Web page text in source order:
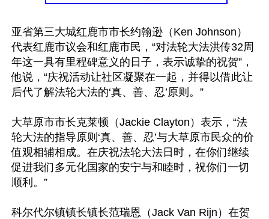
亚省第三大城红鹿市市长约翰逊（Ken Johnson）
代表红鹿市议会和红鹿市民，“对法轮大法洪传32周
年这一具有里程碑意义的日子，表示诚挚的祝贺”，
他说，“庆祝活动让社区凝聚在一起，并得以借此让
后代了解法轮大法的‘真、善、忍’原则。”
大草原市市长克莱顿（Jackie Clayton）表示，“法
轮大法的指导原则‘真、善、忍’与大草原市民众的价
值观相辅相成。在庆祝法轮大法日时，在你们继续
促进我们多元化国家的安宁与和睦时，祝你们一切
顺利。”
科尔代尔镇镇长镇长范瑞恩（Jack Van Rijn）在贺